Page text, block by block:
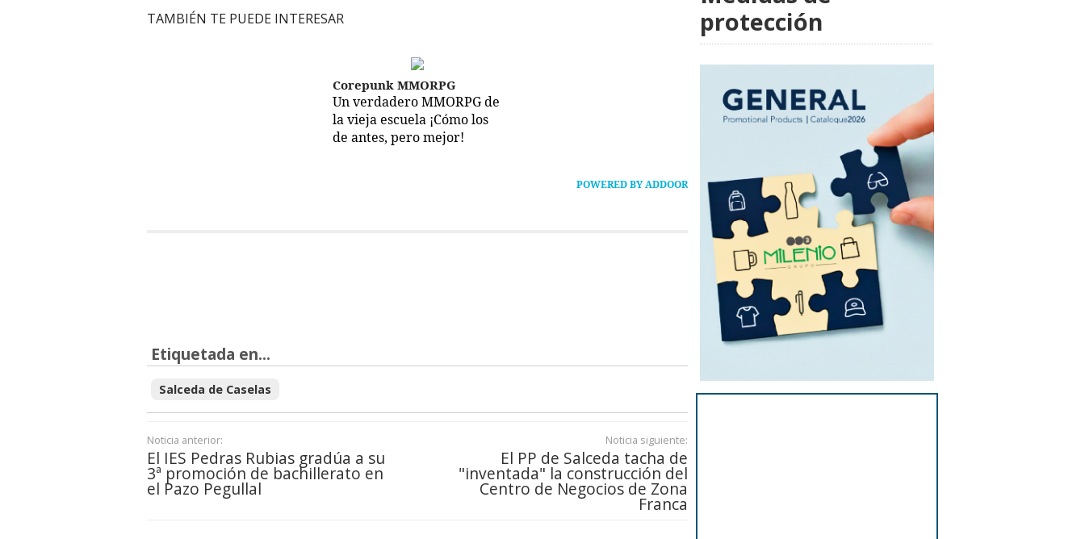
TAMBIÉN TE PUEDE INTERESAR
Corepunk MMORPG
Un verdadero MMORPG de
la vieja escuela ¡Cómo los
de antes, pero mejor!
POWERED BY ADDOOR
Etiquetada en...
Salceda de Caselas
Noticia anterior:
El IES Pedras Rubias gradúa a su
3ª promoción de bachillerato en
el Pazo Pegullal
Noticia siguiente:
El PP de Salceda tacha de
"inventada" la construcción del
Centro de Negocios de Zona
Franca
protección